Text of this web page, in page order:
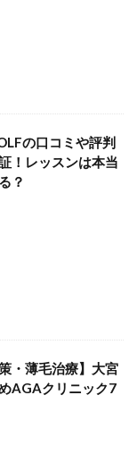
の口コミや評判
！レッスンは本当
？
・薄毛治療】大宮
AGAクリニック7